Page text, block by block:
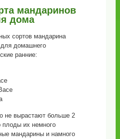
мандаринов
дома
сортов мандарина
домашнего
ранние:
не вырастают больше 2
плоды их немного
мандарины и намного